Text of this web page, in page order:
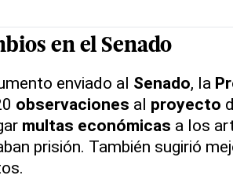
en el Senado
enviado al Senado, la
observaciones al proyecto
multas económicas a los
prisión. También sugirió